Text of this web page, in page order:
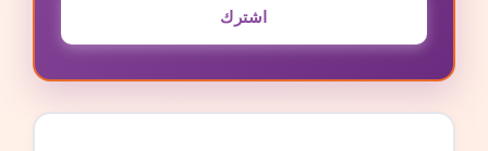
اشترك